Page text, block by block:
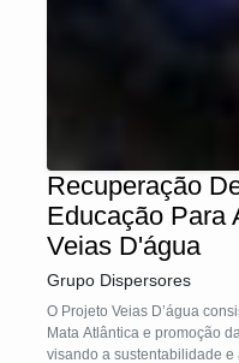
Recuperação
Educação Para
Veias D'água
Grupo Dispersores
O Projeto Veias D’água
Mata Atlântica e promoção
visando a sustentabilidade